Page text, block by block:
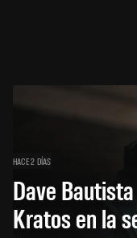
HACE 2 DÍAS
Dave
Kratos en la